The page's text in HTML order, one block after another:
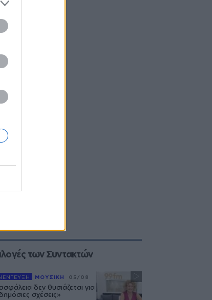
των Συντακτών
ΜΟΥΣΙΚΗ 05/08
δεν θυσιάζεται για
σχέσεις»